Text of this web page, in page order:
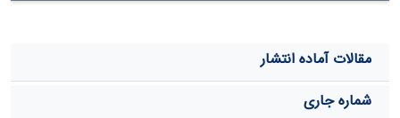
مقالات آماده انتشار
شماره جاری